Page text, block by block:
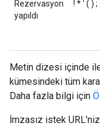
Rezervasyon
yapıldı
! * ' ( ) ;
Metin dizesi içinde
kümesindeki tüm
Daha fazla bilgi için
İmzasız istek